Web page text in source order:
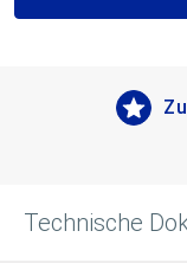
Technische